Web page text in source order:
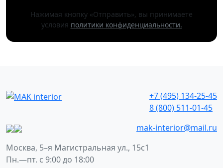
Нажимая кнопку «Отправить», вы принимаете
условия политики конфиденциальности.
+7 (495) 134-25-45
8 (800) 511-01-45
mak-interior@mail.ru
Москва, 5–я Магистральная ул., 15с1
Пн.—пт. с 9:00 до 18:00